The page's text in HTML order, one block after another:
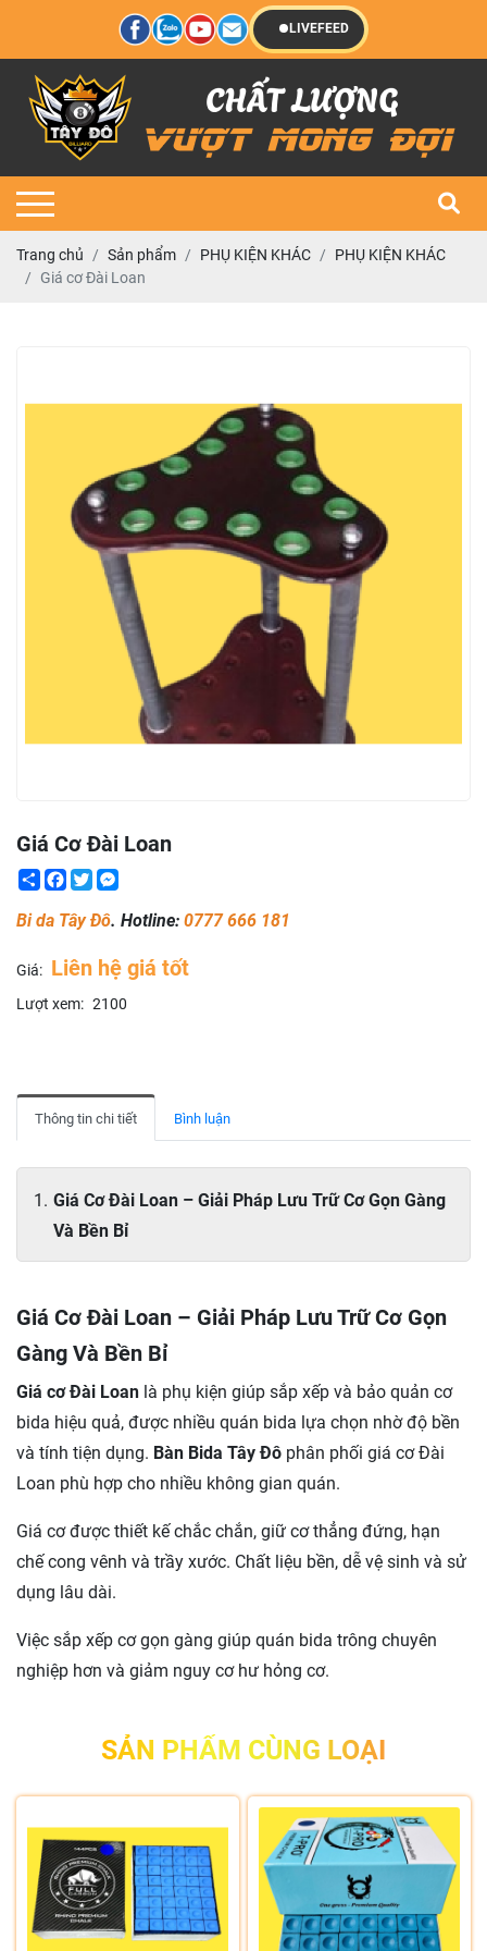
LIVEFEED
Trang chủ Sản phẩm PHỤ KIỆN KHÁC
PHỤ KIỆN KHÁC
Giá cơ Đài Loan
Giá Cơ Đài Loan
ShareFacebook
Twitter
Bi da Tây Đô. Hotline: 0777 666 181
Giá: Liên hệ giá tốt
Lượt xem: 2100
Thông tin chi tiết Bình luận
Giá Cơ Đài Loan – Giải Pháp Lưu Trữ Cơ Gọn Gàng
Và Bền Bỉ
Giá Cơ Đài Loan – Giải Pháp Lưu Trữ Cơ Gọn
Gàng Và Bền Bỉ
Giá cơ Đài Loan là phụ kiện giúp sắp xếp và bảo quản cơ
bida hiệu quả, được nhiều quán bida lựa chọn nhờ độ bền
và tính tiện dụng. Bàn Bida Tây Đô phân phối giá cơ Đài
Loan phù hợp cho nhiều không gian quán.
Giá cơ được thiết kế chắc chắn, giữ cơ thẳng đứng, hạn
chế cong vênh và trầy xước. Chất liệu bền, dễ vệ sinh và sử
dụng lâu dài.
Việc sắp xếp cơ gọn gàng giúp quán bida trông chuyên
nghiệp hơn và giảm nguy cơ hư hỏng cơ.
SẢN PHẨM CÙNG LOẠI